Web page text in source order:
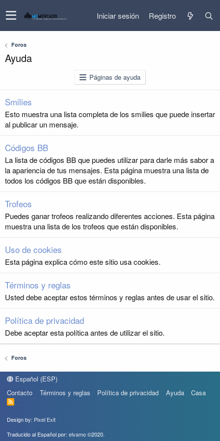
Iniciar sesión Registro
Foros
Ayuda
Páginas de ayuda
Smilies
Esto muestra una lista completa de los smilies que puede insertar
al publicar un mensaje.
Códigos BB
La lista de códigos BB que puedes utilizar para darle más sabor a
la apariencia de tus mensajes. Esta página muestra una lista de
todos los códigos BB que están disponibles.
Trofeos
Puedes ganar trofeos realizando diferentes acciones. Esta página
muestra una lista de los trofeos que están disponibles.
Uso de cookies
Esta página explica cómo este sitio usa cookies.
Términos y reglas
Usted debe aceptar estos términos y reglas antes de usar el sitio.
Política de privacidad
Debe aceptar esta política antes de utilizar el sitio.
Foros
Español (ESP)
Contacto
Términos y reglas Política de privacidad Ayuda Casa
R
S
Design by: Pixel Exit
Traducido al Español por: elvamo©2020.